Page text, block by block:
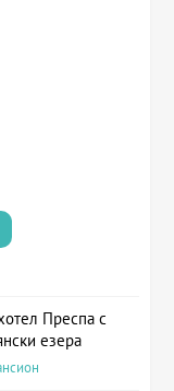
Преспа с
езера